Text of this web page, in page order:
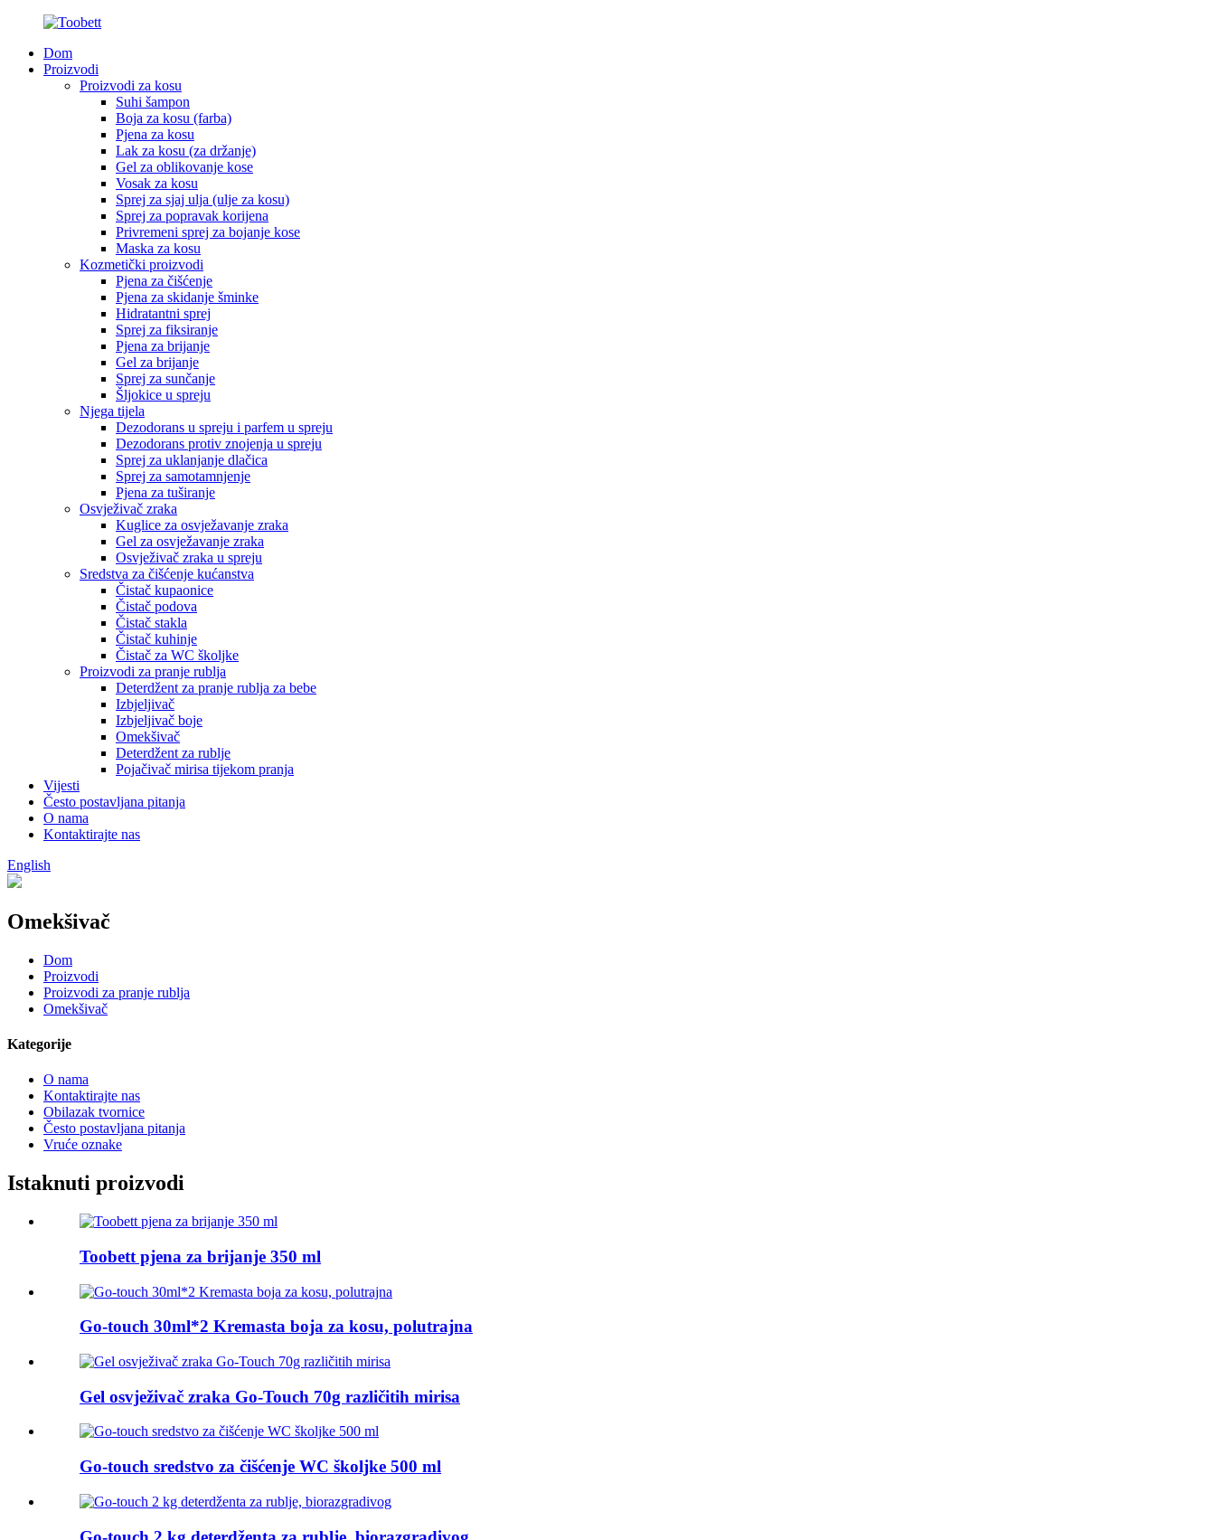
Dom
Proizvodi
Proizvodi za kosu
Suhi šampon
Boja za kosu (farba)
Pjena za kosu
Lak za kosu (za držanje)
Gel za oblikovanje kose
Vosak za kosu
Sprej za sjaj ulja (ulje za kosu)
Sprej za popravak korijena
Privremeni sprej za bojanje kose
Maska za kosu
Kozmetički proizvodi
Pjena za čišćenje
Pjena za skidanje šminke
Hidratantni sprej
Sprej za fiksiranje
Pjena za brijanje
Gel za brijanje
Sprej za sunčanje
Šljokice u spreju
Njega tijela
Dezodorans u spreju i parfem u spreju
Dezodorans protiv znojenja u spreju
Sprej za uklanjanje dlačica
Sprej za samotamnjenje
Pjena za tuširanje
Osvježivač zraka
Kuglice za osvježavanje zraka
Gel za osvježavanje zraka
Osvježivač zraka u spreju
Sredstva za čišćenje kućanstva
Čistač kupaonice
Čistač podova
Čistač stakla
Čistač kuhinje
Čistač za WC školjke
Proizvodi za pranje rublja
Deterdžent za pranje rublja za bebe
Izbjeljivač
Izbjeljivač boje
Omekšivač
Deterdžent za rublje
Pojačivač mirisa tijekom pranja
Vijesti
Često postavljana pitanja
O nama
Kontaktirajte nas
English
Omekšivač
Dom
Proizvodi
Proizvodi za pranje rublja
Omekšivač
Kategorije
O nama
Kontaktirajte nas
Obilazak tvornice
Često postavljana pitanja
Vruće oznake
Istaknuti proizvodi
Toobett pjena za brijanje 350 ml
Go-touch 30ml*2 Kremasta boja za kosu, polutrajna
Gel osvježivač zraka Go-Touch 70g različitih mirisa
Go-touch sredstvo za čišćenje WC školjke 500 ml